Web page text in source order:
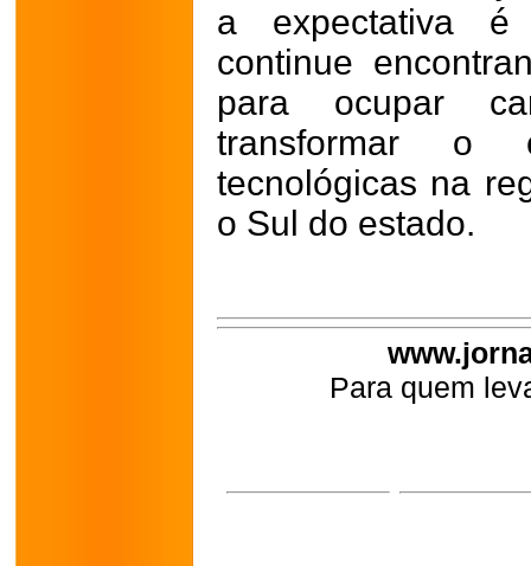
a expectativa é
continue
para ocupar
transformar o
tecnológicas na
o Sul do estado.
Para quem